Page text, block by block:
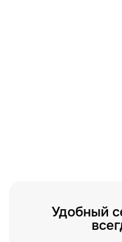
Удобный